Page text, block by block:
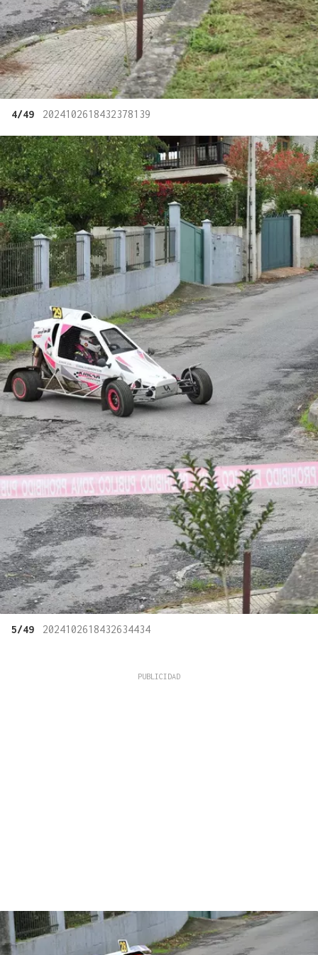
4/49 2024102618432378139
5/49 2024102618432634434